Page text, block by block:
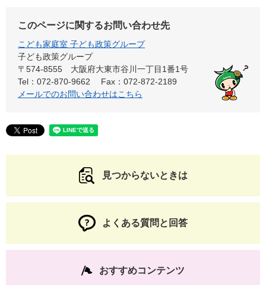
このページに関するお問い合わせ先
こども家庭室 子ども政策グループ
子ども政策グループ
〒574-8555
大阪府大東市谷川一丁目1番1号
Tel：072-870-9662
Fax：072-872-2189
メールでのお問い合わせはこちら
見つからないときは
よくある質問と回答
おすすめコンテンツ